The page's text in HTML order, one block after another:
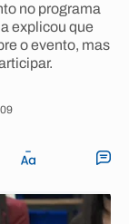
no programa
explicou que
o evento, mas